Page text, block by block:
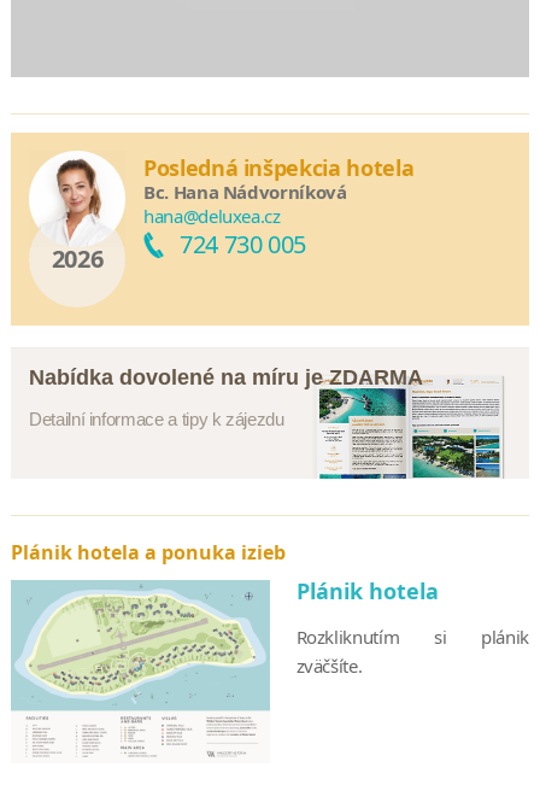
2026
Posledná inšpekcia hotela
Bc. Hana Nádvorníková
hana@deluxea.cz
724 730 005
Nabídka dovolené na míru je ZDARMA
Detailní informace a tipy k zájezdu
Plánik hotela a ponuka izieb
Plánik hotela
Rozkliknutím si plánik
zväčšíte.